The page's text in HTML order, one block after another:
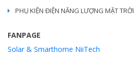
PHỤ KIỆN ĐIỆN NĂNG LƯỢNG MẶT TRỜI
FANPAGE
Solar & Smarthome NiiTech